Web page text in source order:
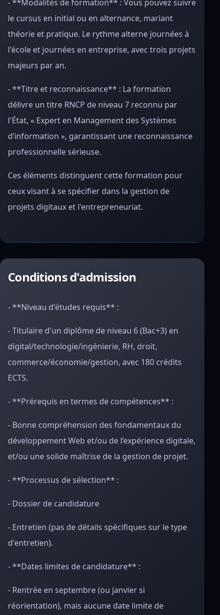
- **Modalités de formation** : Vous pouvez suivre
le cursus en initial ou en alternance, mariant
théorie et pratique. Le rythme alterne journées à
l'école et journées en entreprise, avec trois projets
majeurs par an.
- **Titre et reconnaissance** : La formation
délivre un titre RNCP de niveau 7 reconnu par
l'État, « Expert en Management des Systèmes
d’information », garantissant une reconnaissance
professionnelle sérieuse.
Ces éléments distinguent cette formation pour
ceux visant à se spécifier dans la gestion de
projets digitaux et l'entrepreneuriat.
Conditions d'admission
- **Niveau d'études requis** :
- Titulaire d'un diplôme de niveau 6 (Bac+3) en
digital/technologie/ingénierie, RH, droit,
commerce/économie/gestion, avec 180 crédits
ECTS.
- **Prérequis en termes de compétences** :
- Bonne compréhension des fondamentaux du
développement Web et/ou de l’expérience digitale,
et/ou une solide maîtrise de la gestion de projet.
- **Processus de sélection** :
- Dossier de candidature
- Entretien (pas de détails spécifiques sur le type
d'entretien).
- **Dates limites de candidature** :
- Rentrée en septembre (ou janvier si
réorientation), mais aucune date limite de